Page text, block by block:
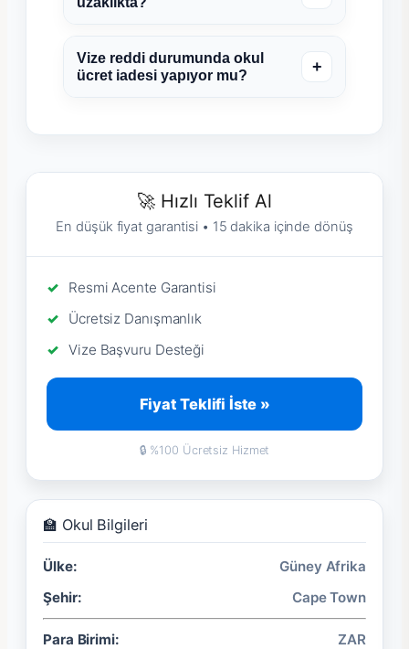
Vize reddi durumunda okul
ücret iadesi yapıyor mu?
+
🚀 Hızlı Teklif Al
En düşük fiyat garantisi • 15 dakika içinde dönüş
Resmi Acente Garantisi
Ücretsiz Danışmanlık
Vize Başvuru Desteği
Fiyat Teklifi İste »
🔒 %100 Ücretsiz Hizmet
🏫 Okul Bilgileri
Ülke:
Güney Afrika
Şehir:
Cape Town
Para Birimi: ZAR